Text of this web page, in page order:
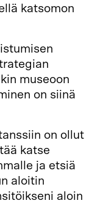
katsomon
museoon
on siinä
on ollut
katse
ja etsiä
aloitin
aloin